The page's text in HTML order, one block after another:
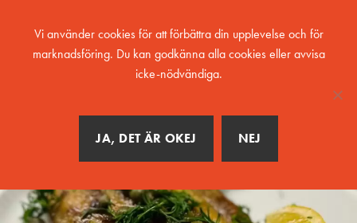
MENY
Vi använder cookies för att förbättra din upplevelse och för
marknadsföring. Du kan godkänna alla cookies eller avvisa
icke-nödvändiga.
JA, DET ÄR OKEJ NEJ